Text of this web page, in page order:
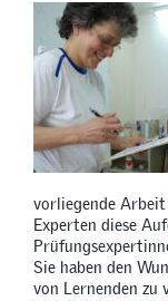
vorliegende
Experten diese
Sie haben den
von Lernenden zu